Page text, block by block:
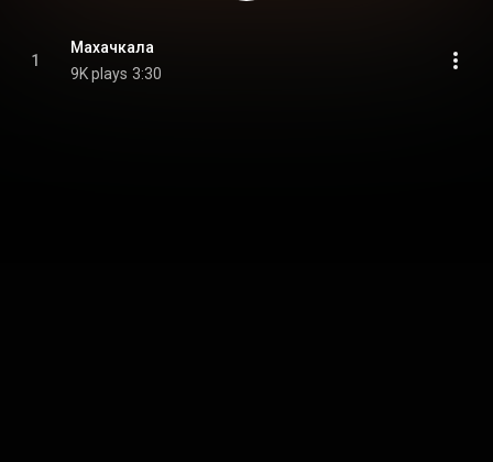
1
Махачкала
9K plays 3:30